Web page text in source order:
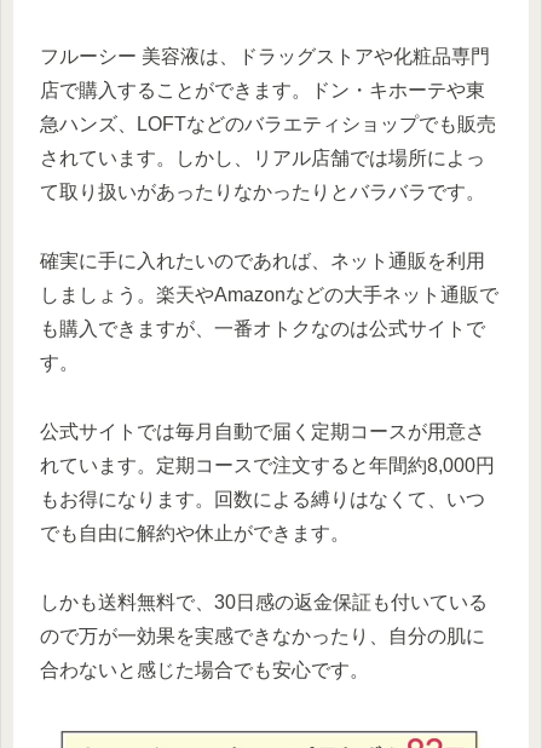
フルーシー 美容液は、ドラッグストアや化粧品専門
店で購入することができます。ドン・キホーテや東
急ハンズ、LOFTなどのバラエティショップでも販売
されています。しかし、リアル店舗では場所によっ
て取り扱いがあったりなかったりとバラバラです。
確実に手に入れたいのであれば、ネット通販を利用
しましょう。楽天やAmazonなどの大手ネット通販で
も購入できますが、一番オトクなのは公式サイトで
す。
公式サイトでは毎月自動で届く定期コースが用意さ
れています。定期コースで注文すると年間約8,000円
もお得になります。回数による縛りはなくて、いつ
でも自由に解約や休止ができます。
しかも送料無料で、30日感の返金保証も付いている
ので万が一効果を実感できなかったり、自分の肌に
合わないと感じた場合でも安心です。